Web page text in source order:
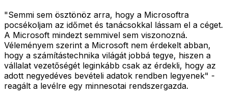
"Semmi sem ösztönöz arra, hogy a Microsoftra
pocsékoljam az időmet és tanácsokkal lássam el a céget.
A Microsoft mindezt semmivel sem viszonozná.
Véleményem szerint a Microsoft nem érdekelt abban,
hogy a számítástechnika világát jobbá tegye, hiszen a
vállalat vezetőségét leginkább csak az érdekli, hogy az
adott negyedéves bevételi adatok rendben legyenek" -
reagált a levélre egy minnesotai rendszergazda.